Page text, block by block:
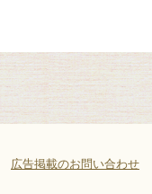
広告掲載のお問い合わせ